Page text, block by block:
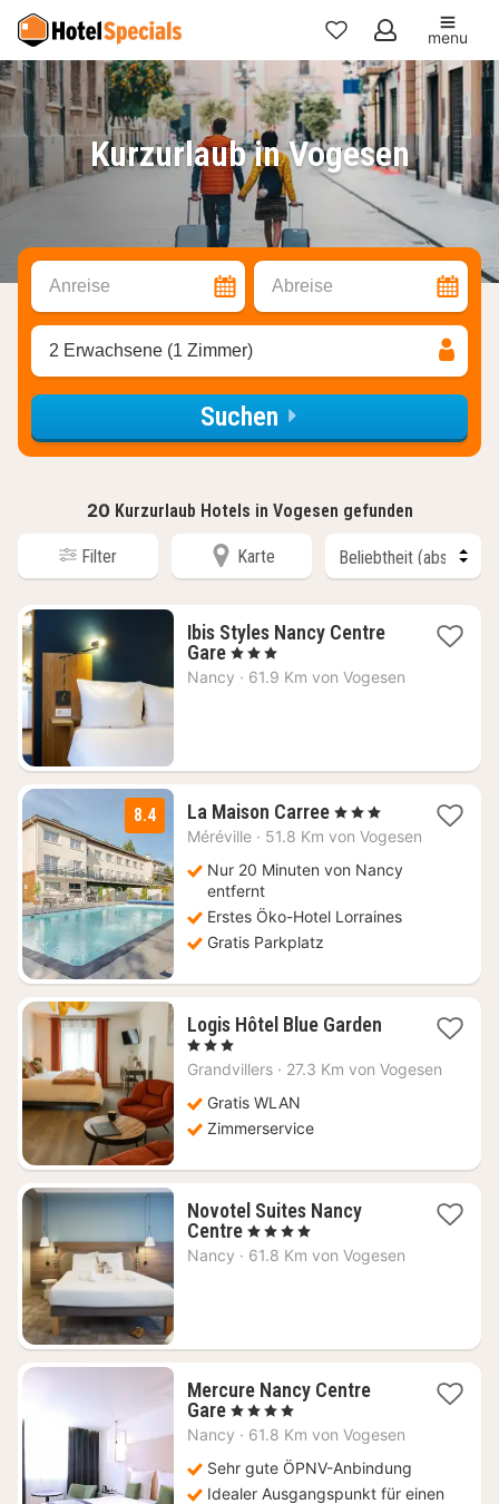
Meine
Favoriten
menu
Kurzurlaub in Vogesen
Anreise Abreise
2 Erwachsene (1 Zimmer)
Suchen
20 Kurzurlaub Hotels in Vogesen gefunden
Filter Karte
Ibis Styles Nancy Centre
Gare1
Nacht
ab
, 3 Sterne
Nancy · 61.9 Km von Vogesen
8.4 La Maison Carree3
Nächte
78
, 3 Sterne
Méréville · 51.8 Km von Vogesen
Nur 20 Minuten von Nancy
entfernt
Erstes Öko-Hotel Lorraines
Gratis Parkplatz
Logis Hôtel Blue Garden1
ab
110,09
, 3 Sterne
Grandvillers · 27.3 Km von Vogesen
Gratis WLAN
Zimmerservice
Novotel Suites Nancy
Centre1
Nacht
, 4 Sterne
Nancy · 61.8 Km von Vogesen
Mercure Nancy Centre
Gare1
Nacht
ab
90
€
, 4 Sterne
Nancy · 61.8 Km von Vogesen
Sehr gute ÖPNV-Anbindung
Idealer Ausgangspunkt für einen